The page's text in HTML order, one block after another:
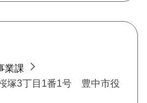
業課
塚3丁目1番1号 豊中市役